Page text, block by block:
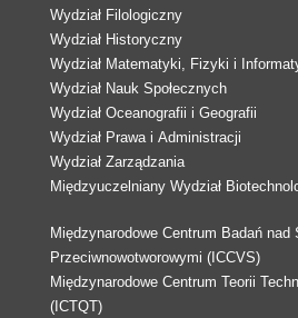
Wydział Filologiczny
Wydział Historyczny
Wydział Matematyki, Fizyki i
Wydział Nauk Społecznych
Wydział Oceanografii i Geografii
Wydział Prawa i Administracji
Wydział Zarządzania
Międzyuczelniany Wydział
Międzynarodowe Centrum Badań nad
Przeciwnowotworowymi (ICCVS)
Międzynarodowe Centrum Teorii
(ICTQT)